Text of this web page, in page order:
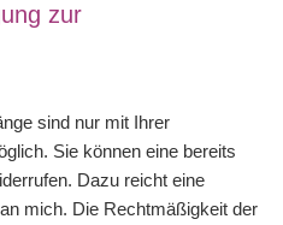
zur
sind nur mit Ihrer
Sie können eine bereits
Dazu reicht eine
mich. Die Rechtmäßigkeit der